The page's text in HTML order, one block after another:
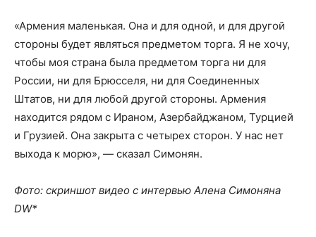
«Армения маленькая. Она и для одной, и для другой
стороны будет являться предметом торга. Я не хочу,
чтобы моя страна была предметом торга ни для
России, ни для Брюсселя, ни для Соединенных
Штатов, ни для любой другой стороны. Армения
находится рядом с Ираном, Азербайджаном, Турцией
и Грузией. Она закрыта с четырех сторон. У нас нет
выхода к морю», — сказал Симонян.
Фото: скриншот видео с интервью Алена Симоняна
DW*